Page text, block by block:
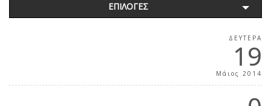
ΕΠΙΛΟΓΕΣ
ΔΕΥΤΈΡΑ
19
Μάιος 2014